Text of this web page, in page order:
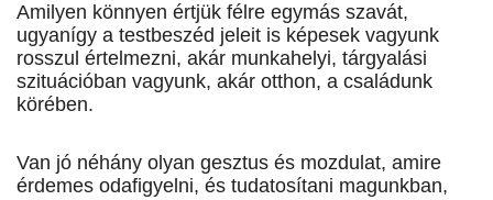
Amilyen könnyen értjük félre egymás szavát,
ugyanígy a testbeszéd jeleit is képesek vagyunk
rosszul értelmezni, akár munkahelyi, tárgyalási
szituációban vagyunk, akár otthon, a családunk
körében.
Van jó néhány olyan gesztus és mozdulat, amire
érdemes odafigyelni, és tudatosítani magunkban,